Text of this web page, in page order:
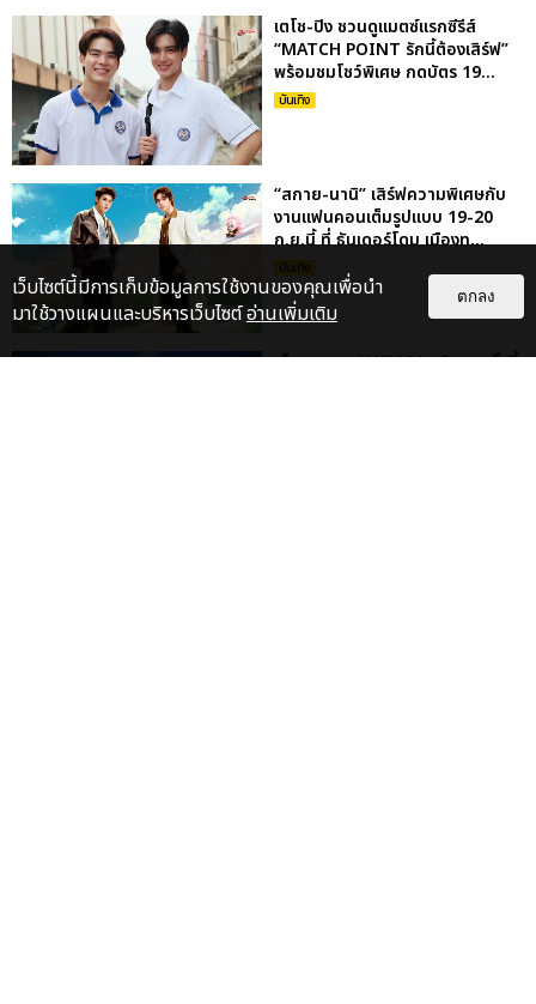
เตโช-ปิง ชวนดูแมตซ์แรกซีรีส์
“MATCH POINT รักนี้ต้องเสิร์ฟ”
พร้อมชมโชว์พิเศษ กดบัตร 19...
บันเทิง
“สกาย-นานิ” เสิร์ฟความพิเศษกับ
งานแฟนคอนเต็มรูปแบบ 19-20
ก.ย.นี้ ที่ ธันเดอร์โดม เมืองท...
บันเทิง
เก็บตกภาพ NATORI กลับมาครั้งนี้
เว็บไซต์นี้มีการเก็บข้อมูลการใช้งานของคุณเพื่อนำ
มาใช้วางแผนและบริหารเว็บไซต์อ่านเพิ่มเติม
ตกลง